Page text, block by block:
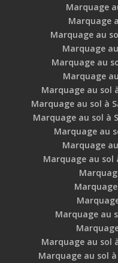
Marquage
Marquage
Marquage au
Marquage
Marquage au
Marquage
Marquage au sol
Marquage au sol à
Marquage au sol à
Marquage au
Marquage
Marquage au sol
Marquage au
Marquage au sol
Marquage au sol